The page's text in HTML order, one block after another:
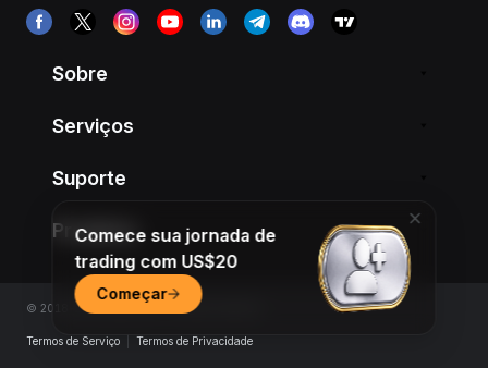
Sobre
Serviços
Suporte
Produtos
© 2018-2026 Bybit.com. All rights reserved.
Termos de Serviço Termos de Privacidade
Comece sua jornada de
trading com US$20
Começar